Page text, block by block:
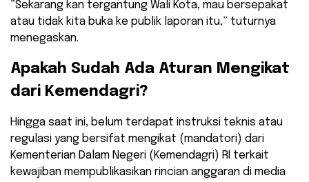
​”Sekarang kan tergantung Wali Kota, mau bersepakat
atau tidak kita buka ke publik laporan itu,” tuturnya
menegaskan.
​Apakah Sudah Ada Aturan Mengikat
dari Kemendagri?
​Hingga saat ini, belum terdapat instruksi teknis atau
regulasi yang bersifat mengikat (mandatori) dari
Kementerian Dalam Negeri (Kemendagri) RI terkait
kewajiban mempublikasikan rincian anggaran di media